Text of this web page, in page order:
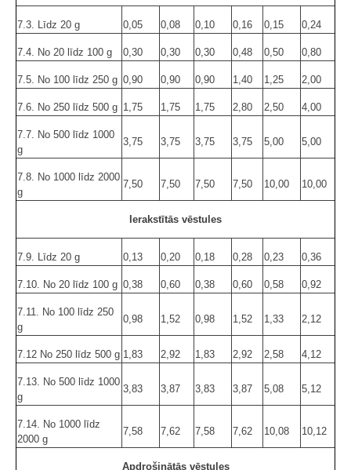
7.3. Līdz 20 g 0,05 0,08 0,10 0,16 0,15 0,24
7.4. No 20 līdz 100 g 0,30 0,30 0,30 0,48 0,50 0,80
7.5. No 100 līdz 250 g 0,90 0,90 0,90 1,40 1,25 2,00
7.6. No 250 līdz 500 g 1,75 1,75 1,75 2,80 2,50 4,00
7.7. No 500 līdz 1000
g
3,75 3,75 3,75 3,75 5,00 5,00
7.8. No 1000 līdz 2000
g
7,50 7,50 7,50 7,50 10,00 10,00
Ierakstītās vēstules
7.9. Līdz 20 g 0,13 0,20 0,18 0,28 0,23 0,36
7.10. No 20 līdz 100 g 0,38 0,60 0,38 0,60 0,58 0,92
7.11. No 100 līdz 250
g
0,98 1,52 0,98 1,52 1,33 2,12
7.12 No 250 līdz 500 g 1,83 2,92 1,83 2,92 2,58 4,12
7.13. No 500 līdz 1000
g
3,83 3,87 3,83 3,87 5,08 5,12
7.14. No 1000 līdz
2000 g
7,58 7,62 7,58 7,62 10,08 10,12
Apdrošinātās vēstules